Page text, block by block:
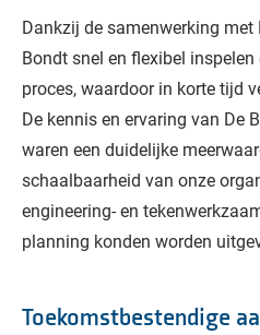
Dankzij de samenwerking met
Bondt snel en flexibel
proces, waardoor in korte tijd
De kennis en ervaring van De
waren een duidelijke
schaalbaarheid van onze
engineering- en
planning konden worden
Toekomstbestendige